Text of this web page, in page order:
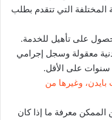
المختلفة التي تتقدم بطلب
على تأهيل للخدمة.
معقولة وسجل إجرامي
على الأقل.
وغيرها من
معرفة ما إذا كان